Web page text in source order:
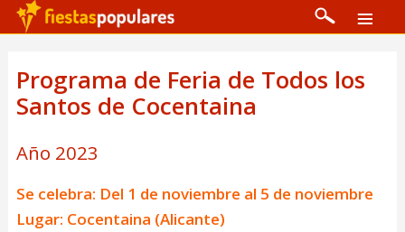
Programa de Feria de Todos los
Santos de Cocentaina
Año 2023
Se celebra: Del 1 de noviembre al 5 de noviembre
Lugar: Cocentaina (Alicante)